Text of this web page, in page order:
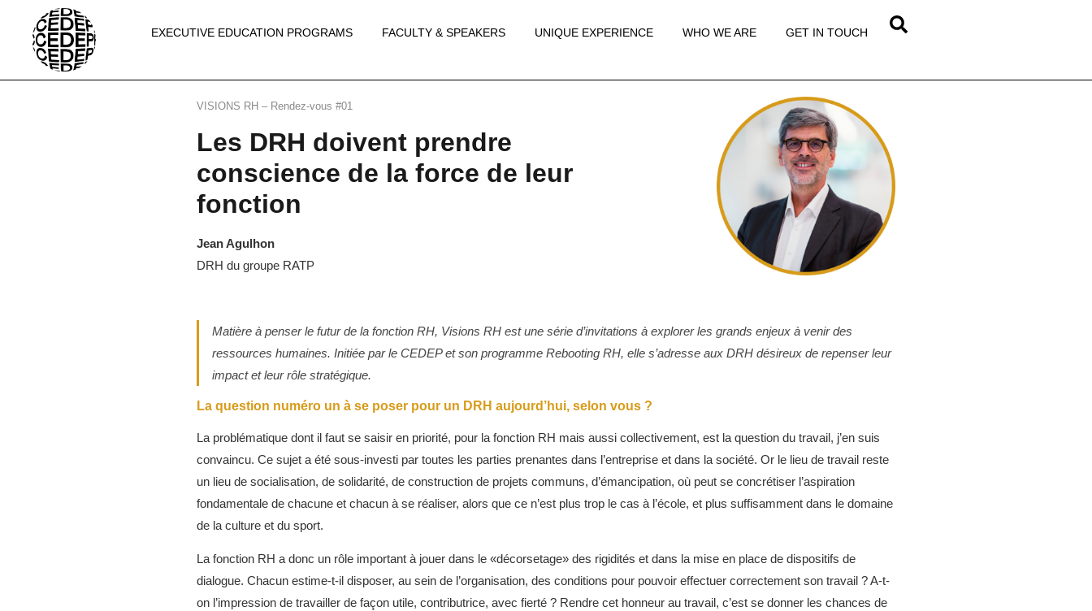
EXECUTIVE EDUCATION PROGRAMS FACULTY & SPEAKERS UNIQUE EXPERIENCE WHO WE ARE GET IN TOUCH
VISIONS RH – Rendez-vous #01
Les DRH doivent prendre
conscience de la force de leur
fonction
Jean Agulhon
DRH du groupe RATP
Matière à penser le futur de la fonction RH, Visions RH est une série d’invitations à explorer les grands enjeux à venir des
ressources humaines. Initiée par le CEDEP et son programme Rebooting RH, elle s’adresse aux DRH désireux de repenser leur
impact et leur rôle stratégique.
La question numéro un à se poser pour un DRH aujourd’hui, selon vous ?
La problématique dont il faut se saisir en priorité, pour la fonction RH mais aussi collectivement, est la question du travail, j’en suis
convaincu. Ce sujet a été sous-investi par toutes les parties prenantes dans l’entreprise et dans la société. Or le lieu de travail reste
un lieu de socialisation, de solidarité, de construction de projets communs, d’émancipation, où peut se concrétiser l’aspiration
fondamentale de chacune et chacun à se réaliser, alors que ce n’est plus trop le cas à l’école, et plus suffisamment dans le domaine
de la culture et du sport.
La fonction RH a donc un rôle important à jouer dans le «décorsetage» des rigidités et dans la mise en place de dispositifs de
dialogue. Chacun estime-t-il disposer, au sein de l’organisation, des conditions pour pouvoir effectuer correctement son travail ? A-t-
on l’impression de travailler de façon utile, contributrice, avec fierté ? Rendre cet honneur au travail, c’est se donner les chances de